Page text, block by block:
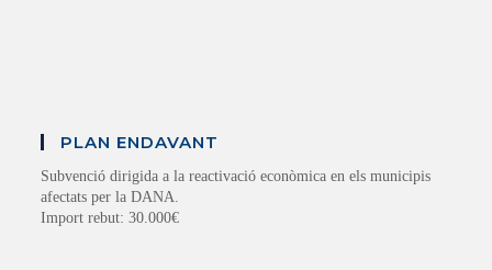
PLAN ENDAVANT
Subvenció dirigida a la reactivació econòmica en els municipis
afectats per la DANA.
Import rebut: 30.000€